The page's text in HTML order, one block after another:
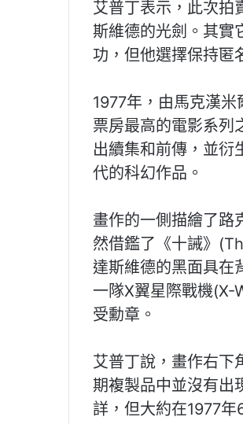
艾普丁表示，此次拍
斯維德的光劍。其實
功，但他選擇保持匿
1977年，由馬克漢
票房最高的電影系列
出續集和前傳，並衍
代的科幻作品。
畫作的一側描繪了路
然借鑑了《十誡》
達斯維德的黑面具在
一隊X翼星際戰機(X-
受勳章。
艾普丁說，畫作右下
期複製品中並沒有出
詳，但大約在1977年